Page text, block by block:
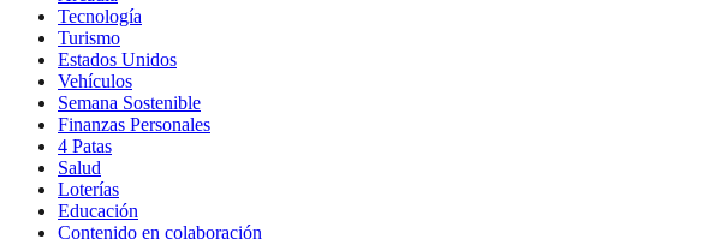
Tecnología
Turismo
Estados Unidos
Vehículos
Semana Sostenible
Finanzas Personales
4 Patas
Salud
Loterías
Educación
Contenido en colaboración